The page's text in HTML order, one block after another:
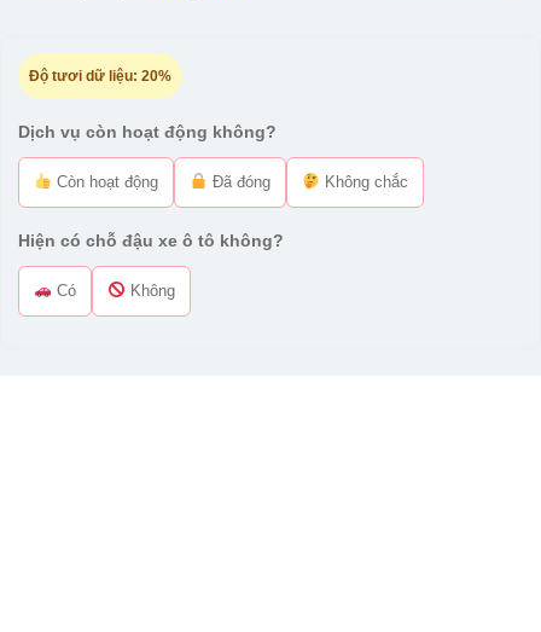
Độ tươi dữ liệu: 20%
Dịch vụ còn hoạt động không?
Còn hoạt động Đã đóng Không chắc
Hiện có chỗ đậu xe ô tô không?
Có Không